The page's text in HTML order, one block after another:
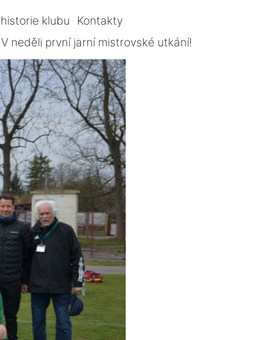
klubu
Kontakty
V neděli první jarní mistrovské utkání!